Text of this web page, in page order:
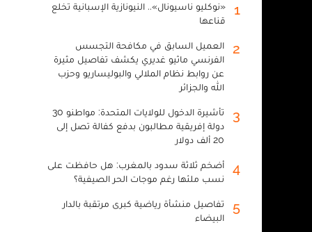
1
«نوكليو ناسيونال».. النيونازية الإسبانية تخلع
قناعها
2
العميل السابق في مكافحة التجسس
الفرنسي ماثيو غديري يكشف تفاصيل مثيرة
عن روابط نظام الملالي والبوليساريو وحزب
الله والجزائر
3
تأشيرة الدخول للولايات المتحدة: مواطنو 30
دولة إفريقية مطالبون بدفع كفالة تصل إلى
20 ألف دولار
4
أضخم ثلاثة سدود بالمغرب: هل حافظت على
نسب ملئها رغم موجات الحر الصيفية؟
5
تفاصيل منشأة رياضية كبرى مرتقبة بالدار
البيضاء